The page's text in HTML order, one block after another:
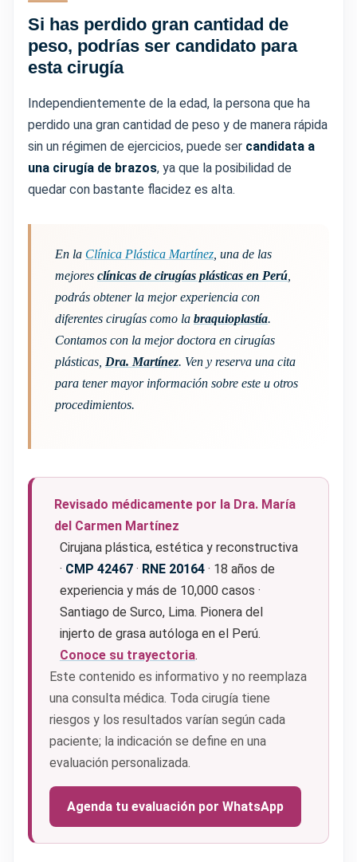
Si has perdido gran cantidad de
peso, podrías ser candidato para
esta cirugía
Independientemente de la edad, la persona que ha
perdido una gran cantidad de peso y de manera rápida
sin un régimen de ejercicios, puede ser candidata a
una cirugía de brazos, ya que la posibilidad de
quedar con bastante flacidez es alta.
En la Clínica Plástica Martínez , una de las
mejores clínicas de cirugías plásticas en Perú
podrás obtener la mejor experiencia con
diferentes cirugías como la braquioplastía.
Contamos con la mejor doctora en cirugías
plásticas, Dra. Martínez. Ven y reserva una cita
para tener mayor información sobre este u otros
procedimientos.
Revisado médicamente por la Dra. María
del Carmen Martínez
Cirujana plástica, estética y reconstructiva
· CMP 42467· RNE 20164· 18 años de
experiencia y más de 10,000 casos ·
Santiago de Surco, Lima. Pionera del
injerto de grasa autóloga en el Perú.
Conoce su trayectoria.
Este contenido es informativo y no reemplaza
una consulta médica. Toda cirugía tiene
riesgos y los resultados varían según cada
paciente; la indicación se define en una
evaluación personalizada.
Agenda tu evaluación por WhatsApp